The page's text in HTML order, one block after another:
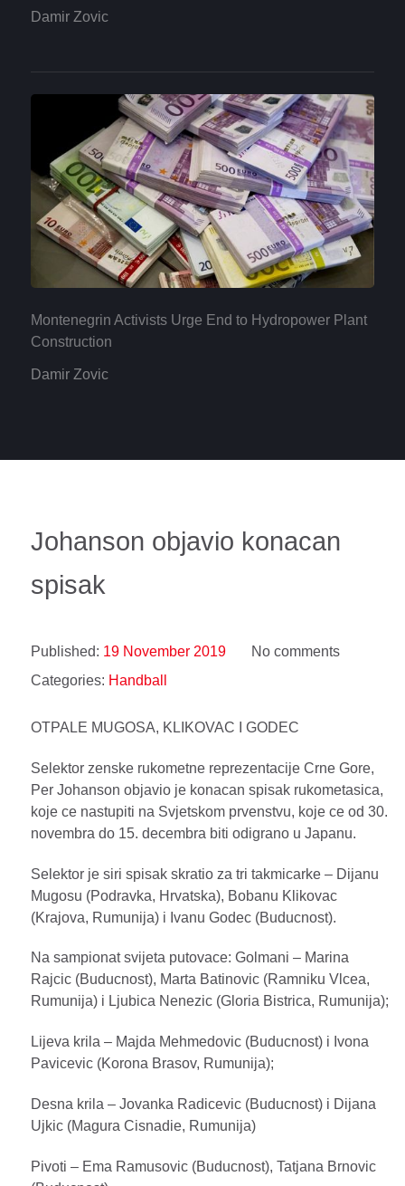
Damir Zovic
Montenegrin Activists Urge End to Hydropower Plant
Construction
Damir Zovic
Johanson objavio konacan
spisak
Published: 19 November 2019
No comments
Categories: Handball
OTPALE MUGOSA, KLIKOVAC I GODEC
Selektor zenske rukometne reprezentacije Crne Gore,
Per Johanson objavio je konacan spisak rukometasica,
koje ce nastupiti na Svjetskom prvenstvu, koje ce od 30.
novembra do 15. decembra biti odigrano u Japanu.
Selektor je siri spisak skratio za tri takmicarke – Dijanu
Mugosu (Podravka, Hrvatska), Bobanu Klikovac
(Krajova, Rumunija) i Ivanu Godec (Buducnost).
Na sampionat svijeta putovace: Golmani – Marina
Rajcic (Buducnost), Marta Batinovic (Ramniku Vlcea,
Rumunija) i Ljubica Nenezic (Gloria Bistrica, Rumunija);
Lijeva krila – Majda Mehmedovic (Buducnost) i Ivona
Pavicevic (Korona Brasov, Rumunija);
Desna krila – Jovanka Radicevic (Buducnost) i Dijana
Ujkic (Magura Cisnadie, Rumunija)
Pivoti – Ema Ramusovic (Buducnost), Tatjana Brnovic